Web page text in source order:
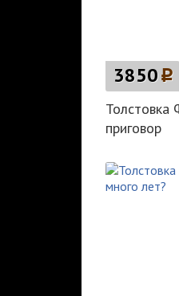
3850p
Толстовка
приговор